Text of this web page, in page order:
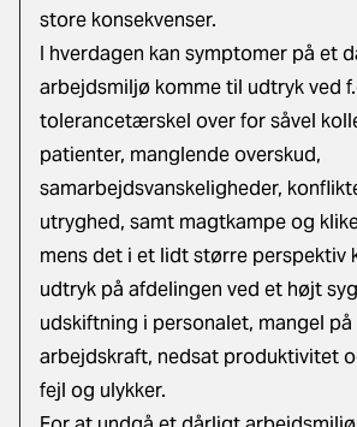
store konsekvenser.
I hverdagen kan symptomer på et
arbejdsmiljø komme til udtryk ved
tolerancetærskel over for såvel
patienter, manglende overskud,
samarbejdsvanskeligheder,
utryghed, samt magtkampe og
mens det i et lidt større perspektiv
udtryk på afdelingen ved et højt
udskiftning i personalet, mangel
arbejdskraft, nedsat produktivitet
fejl og ulykker.